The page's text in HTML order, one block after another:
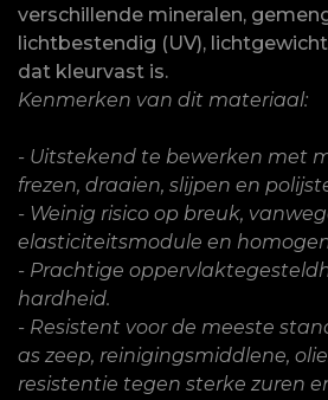
verschillende mineralen,
lichtbestendig (UV),
dat kleurvast is.
Kenmerken van dit materiaal:
- Uitstekend te bewerken met
frezen, draaien, slijpen en
- Weinig risico op breuk,
elasticiteitsmodule en
- Prachtige
hardheid.
- Resistent voor de meeste
as zeep, reinigingsmiddlene,
resistentie tegen sterke zuren